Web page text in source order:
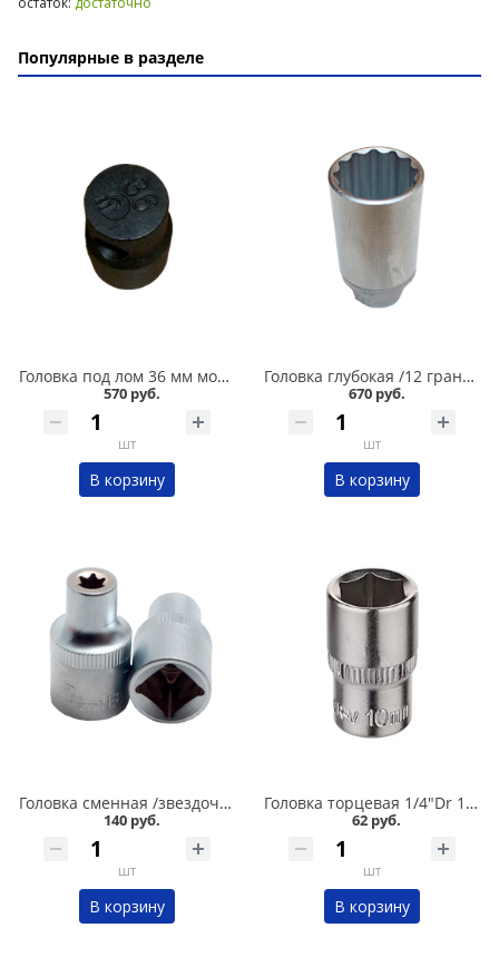
Популярные в разделе
Головка под лом 36 мм мощная в Омске
570 руб.
шт
В корзину
Головка глубокая /12 граней/ 30 мм в Омске
670 руб.
шт
В корзину
Головка сменная /звездочка/ Е8/1/2 Сервис ключ в Омске
140 руб.
шт
В корзину
Головка торцевая 1/4"Dr 10 мм OBERKRAFT для трещетки в Омске
62 руб.
шт
В корзину